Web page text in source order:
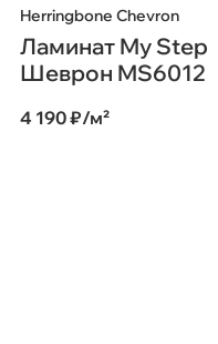
Herringbone Chevron
Ламинат My Step
Шеврон MS6012
4 190 ₽/м²